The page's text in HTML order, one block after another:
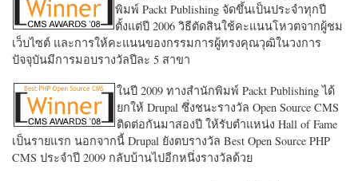
พิมพ์ Packt Publishing จัดขึ้นเป็นประจำทุกปี
ตั้งแต่ปี 2006 วิธีตัดสินใช้คะแนนโหวตจากผู้ชม
เว็บไซต์ และการให้คะแนนของกรรมการผู้ทรงคุณวุฒิในวงการ
ปัจจุบันมีการมอบรางวัลปีละ 5 สาขา
ในปี 2009 ทางสำนักพิมพ์ Packt Publishing ได้
ยกให้ Drupal ซึ่งชนะรางวัล Open Source CMS
ติดต่อกันมาสองปี ให้รับตำแหน่ง Hall of Fame
เป็นรายแรก นอกจากนี้ Drupal ยังตบรางวัล Best Open Source PHP
CMS ประจำปี 2009 กลับบ้านไปอีกหนึ่งรางวัลด้วย